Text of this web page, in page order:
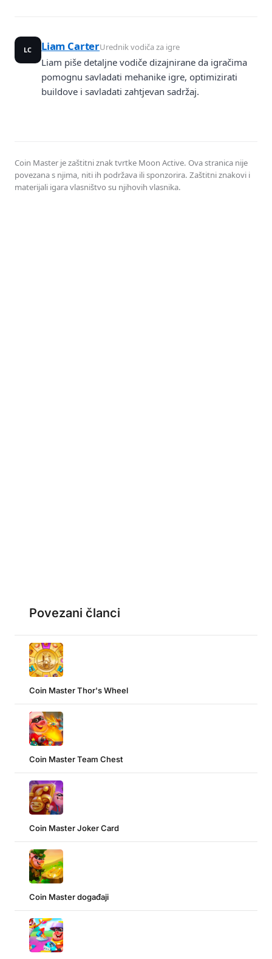
LC Liam CarterUrednik vodiča za igre
Liam piše detaljne vodiče dizajnirane da igračima
pomognu savladati mehanike igre, optimizirati
buildove i savladati zahtjevan sadržaj.
Coin Master je zaštitni znak tvrtke Moon Active. Ova stranica nije
povezana s njima, niti ih podržava ili sponzorira. Zaštitni znakovi i
materijali igara vlasništvo su njihovih vlasnika.
Povezani članci
Coin Master Thor's Wheel
Coin Master Team Chest
Coin Master Joker Card
Coin Master događaji